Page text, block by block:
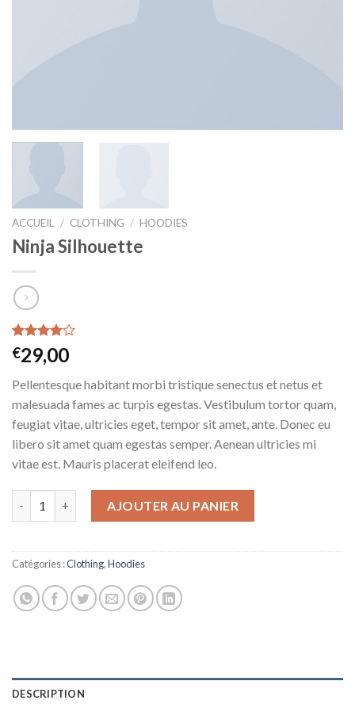
ACCUEIL / CLOTHING / HOODIES
Ninja Silhouette
Noté
4.00 sur
sur
5
notations
client
€29,00
Pellentesque habitant morbi tristique senectus et netus et
malesuada fames ac turpis egestas. Vestibulum tortor quam,
feugiat vitae, ultricies eget, tempor sit amet, ante. Donec eu
libero sit amet quam egestas semper. Aenean ultricies mi
vitae est. Mauris placerat eleifend leo.
AJOUTER AU PANIER
Catégories :Clothing,Hoodies
DESCRIPTION